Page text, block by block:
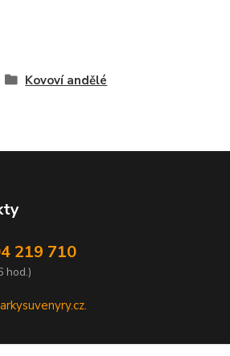
Kovoví andělé
219 710
hod.)